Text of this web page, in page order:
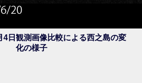
4日観測画像比較による西之島の変
化の様子